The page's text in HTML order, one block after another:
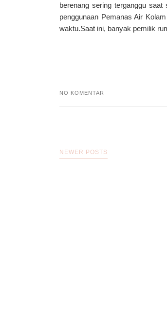
berenang sering terganggu
penggunaan Pemanas Air
waktu.Saat ini, banyak pemilik
NO KOMENTAR
NEWER POSTS